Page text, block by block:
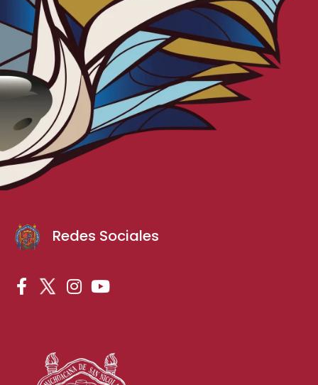
Redes Sociales